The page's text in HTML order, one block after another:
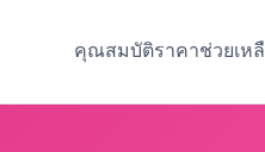
คุณสมบัติราคาช่วยเห